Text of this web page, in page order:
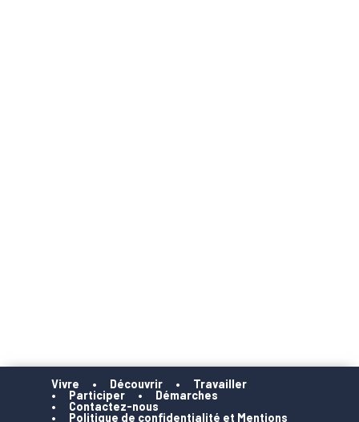
Vivre Découvrir
Travailler
Participer
Démarches
Contactez-nous
Politique de confidentialité et Mentions